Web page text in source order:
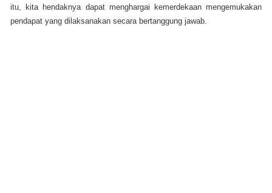
itu, kita hendaknya dapat menghargai kemerdekaan mengemukakan
pendapat yang dilaksanakan secara bertanggung jawab.